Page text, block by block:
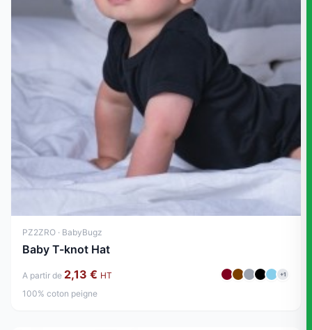
PZ2ZRO · BabyBugz
Baby T-knot Hat
A partir de 2,13 € HT +1
100% coton peigne